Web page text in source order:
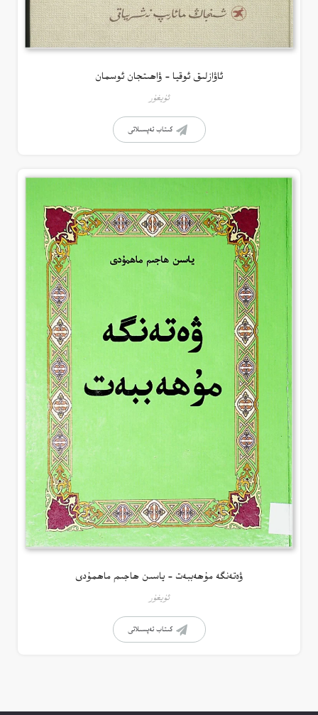
ئاۋازلىق ئوقيا – ۋاھىتجان ئوسمان
ئۇيغۇر
كىتاب تەپسىلاتى
ۋەتەنگە مۇھەببەت – ياسىن ھاجىم ماھمۇدى
ئۇيغۇر
كىتاب تەپسىلاتى